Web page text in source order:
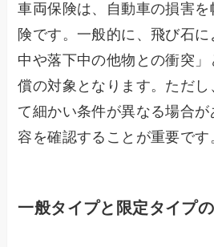
車両保険は、自動車の損害
険です。一般的に、飛び石
中や落下中の他物との衝突
償の対象となります。ただし
て細かい条件が異なる場合
容を確認することが重要です
一般タイプと限定タイプ